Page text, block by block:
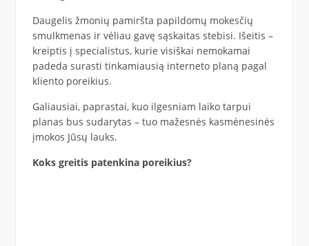
Daugelis žmonių pamiršta papildomų mokesčių
smulkmenas ir vėliau gavę sąskaitas stebisi. Išeitis –
kreiptis į specialistus, kurie visiškai nemokamai
padeda surasti tinkamiausią interneto planą pagal
kliento poreikius.
Galiausiai, paprastai, kuo ilgesniam laiko tarpui
planas bus sudarytas – tuo mažesnės kasmėnesinės
įmokos Jūsų lauks.
Koks greitis patenkina poreikius?